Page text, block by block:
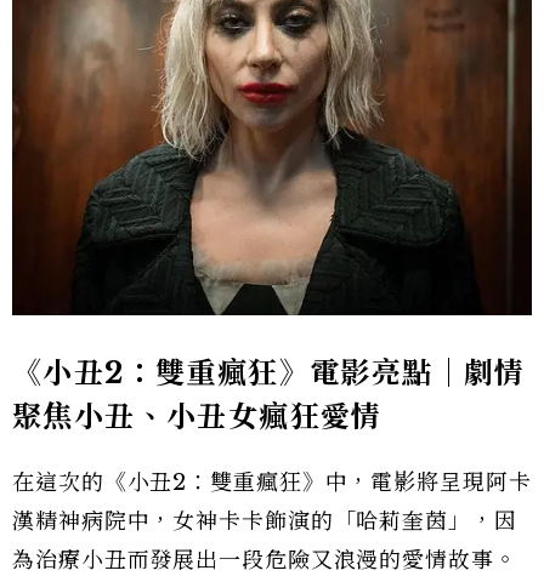
《小丑2：雙重瘋狂》電影亮點｜劇情
聚焦小丑、小丑女瘋狂愛情
在這次的《小丑2：雙重瘋狂》中，電影將呈現阿卡
漢精神病院中，女神卡卡飾演的「哈莉奎茵」，因
為治療小丑而發展出一段危險又浪漫的愛情故事。